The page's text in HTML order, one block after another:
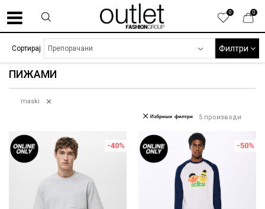
0
0
ПИЖАМИ
Сортирај Филтри
maski
5 производи
Избриши филтри
-40% -50%